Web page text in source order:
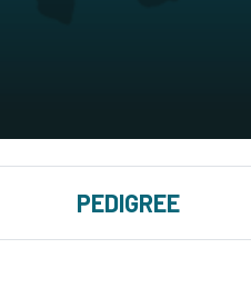
PEDIGREE